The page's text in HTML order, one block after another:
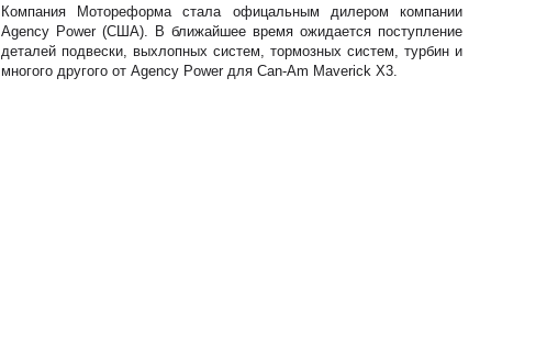
Компания Мотореформа стала офицальным дилером компании
Agency Power (США). В ближайшее время ожидается поступление
деталей подвески, выхлопных систем, тормозных систем, турбин и
многого другого от Agency Power для Can-Am Maverick X3.